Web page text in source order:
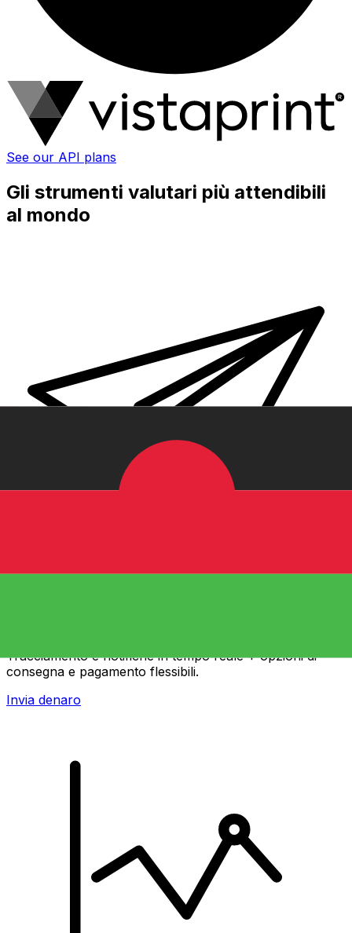
See our API plans
Gli strumenti valutari più attendibili
al mondo
Tracciamento e notifiche in tempo reale + opzioni di
consegna e pagamento flessibili.
Invia denaro